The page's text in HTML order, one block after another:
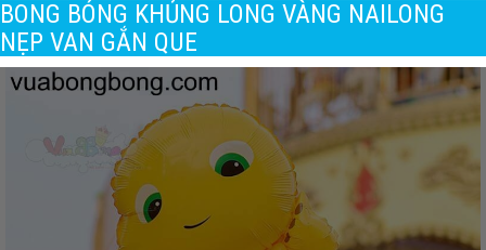
BONG BÓNG KHỦNG LONG VÀNG NAILONG
NẸP VAN GẮN QUE